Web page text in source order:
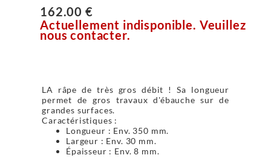
162.00 €
Actuellement indisponible. Veuillez
nous contacter.
LA râpe de très gros débit ! Sa longueur
permet de gros travaux d'ébauche sur de
grandes surfaces.
Caractéristiques :
Longueur : Env. 350 mm.
Largeur : Env. 30 mm.
Épaisseur : Env. 8 mm.